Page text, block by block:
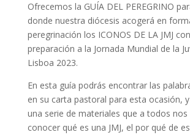
Ofrecemos la GUÍA DEL PEREGRINO
donde nuestra diócesis acogerá en
peregrinación los ICONOS DE LA JMJ
preparación a la Jornada Mundial de la
Lisboa 2023.
En esta guía podrás encontrar las
en su carta pastoral para esta ocasión,
una serie de materiales que a todos nos
conocer qué es una JMJ, el por qué de